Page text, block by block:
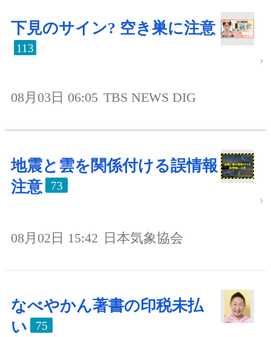
下見のサイン? 空き巣に注意
113
08月03日 06:05 TBS NEWS DIG
地震と雲を関係付ける誤情報
注意
73
08月02日 15:42 日本気象協会
なべやかん著書の印税未払
い
75